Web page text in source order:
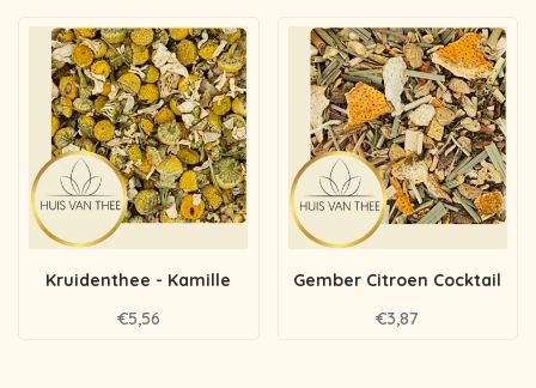
Kruidenthee - Kamille
€5,56
Gember Citroen Cocktail
€3,87